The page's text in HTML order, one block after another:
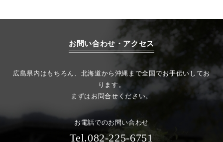
お問い合わせ・アクセス
広島県内はもちろん、北海道から沖縄まで全国でお手伝いしてお
ります。
まずはお問合せください。
お電話でのお問い合わせ
Tel.082-225-6751